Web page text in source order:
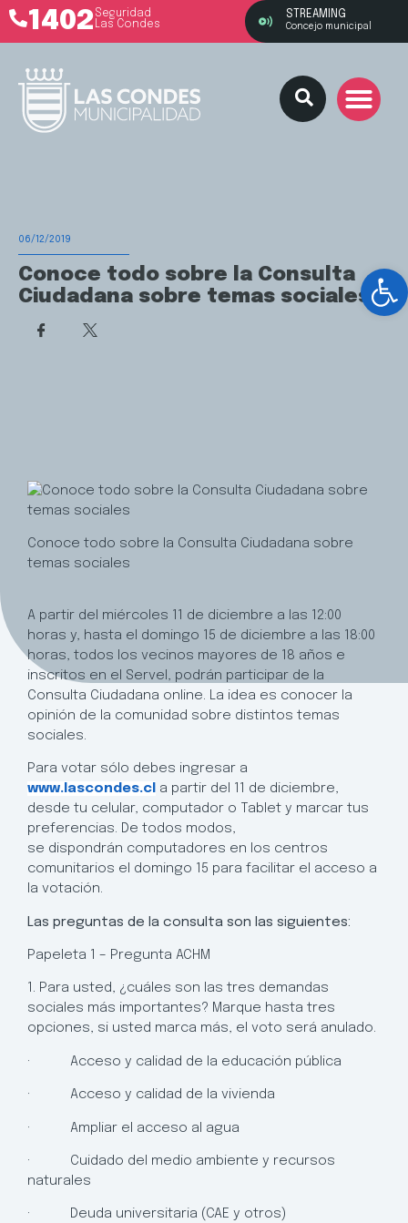
1402 Seguridad
Las Condes
STREAMING
Concejo municipal
06/12/2019
Conoce todo sobre la Consulta
Ciudadana sobre temas sociales
Conoce todo sobre la Consulta Ciudadana sobre
temas sociales
A partir del miércoles 11 de diciembre a las 12:00
horas y, hasta el domingo 15 de diciembre a las 18:00
horas, todos los vecinos mayores de 18 años e
inscritos en el Servel, podrán participar de la
Consulta Ciudadana online. La idea es conocer la
opinión de la comunidad sobre distintos temas
sociales.
Para votar sólo debes ingresar a
www.lascondes.cl a partir del 11 de diciembre,
desde tu celular, computador o Tablet y marcar tus
preferencias. De todos modos,
se dispondrán computadores en los centros
comunitarios el domingo 15 para facilitar el acceso a
la votación.
Las preguntas de la consulta son las siguientes:
Papeleta 1 – Pregunta ACHM
1. Para usted, ¿cuáles son las tres demandas
sociales más importantes? Marque hasta tres
opciones, si usted marca más, el voto será anulado.
· Acceso y calidad de la educación pública
· Acceso y calidad de la vivienda
· Ampliar el acceso al agua
· Cuidado del medio ambiente y recursos
naturales
· Deuda universitaria (CAE y otros)